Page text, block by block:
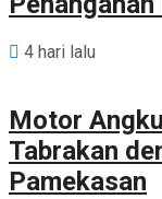
4 hari lalu
Motor
Tabrakan
Pamekasan